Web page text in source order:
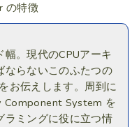
の特徴
。現代のCPUアーキ
ならないこのふたつの
お伝えします。周到に
Component System を
ラミングに役に立つ情